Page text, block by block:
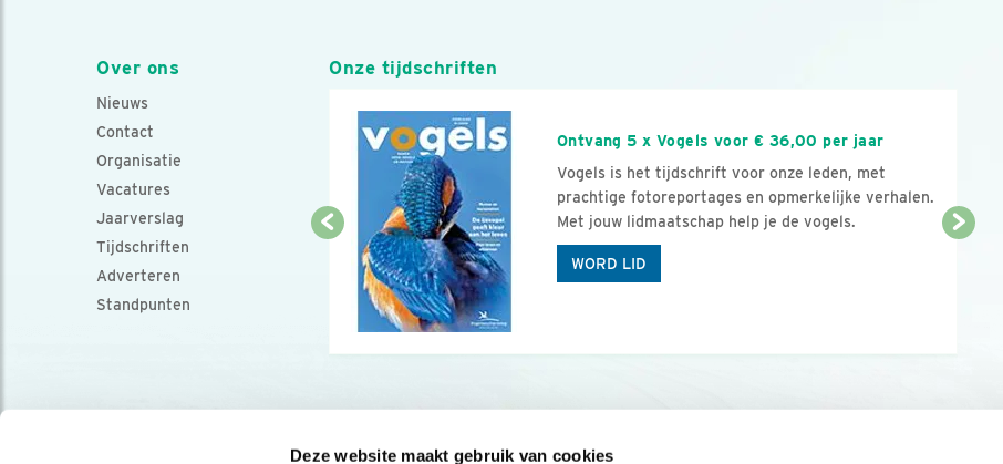
Deze website maakt gebruik van cookies
Over ons
Nieuws
Contact
Organisatie
Vacatures
Jaarverslag
Tijdschriften
Adverteren
Standpunten
Onze tijdschriften
Ontvang 5 x Vogels voor € 36,00 per jaar
Vogels is het tijdschrift voor onze leden, met
prachtige fotoreportages en opmerkelijke verhalen.
Met jouw lidmaatschap help je de vogels.
WORD LID